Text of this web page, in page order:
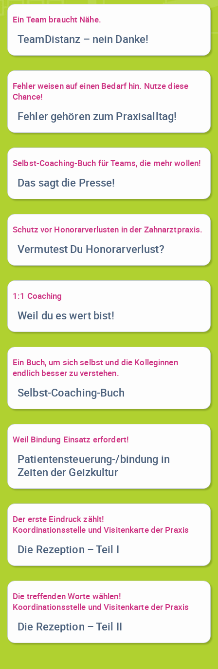
Ein Team braucht Nähe.
TeamDistanz – nein Danke!
Fehler weisen auf einen Bedarf hin. Nutze diese
Chance!
Fehler gehören zum Praxisalltag!
Selbst-Coaching-Buch für Teams, die mehr wollen!
Das sagt die Presse!
Schutz vor Honorarverlusten in der Zahnarztpraxis.
Vermutest Du Honorarverlust?
1:1 Coaching
Weil du es wert bist!
Ein Buch, um sich selbst und die Kolleginnen
endlich besser zu verstehen.
Selbst-Coaching-Buch
Weil Bindung Einsatz erfordert!
Patientensteuerung-/bindung in
Zeiten der Geizkultur
Der erste Eindruck zählt!
Koordinationsstelle und Visitenkarte der Praxis
Die Rezeption – Teil I
Die treffenden Worte wählen!
Koordinationsstelle und Visitenkarte der Praxis
Die Rezeption – Teil II